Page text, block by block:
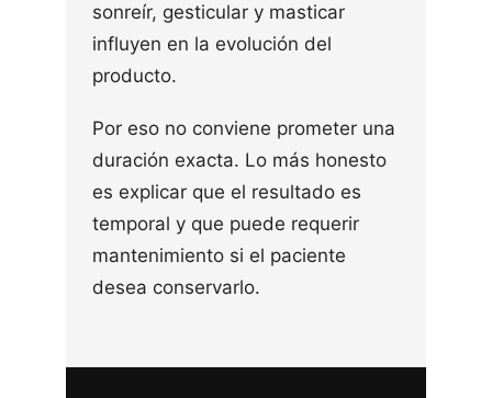
sonreír, gesticular y masticar
influyen en la evolución del
producto.
Por eso no conviene prometer una
duración exacta. Lo más honesto
es explicar que el resultado es
temporal y que puede requerir
mantenimiento si el paciente
desea conservarlo.